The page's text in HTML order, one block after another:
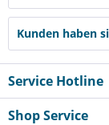
Kunden haben
Service Hotline
Shop Service